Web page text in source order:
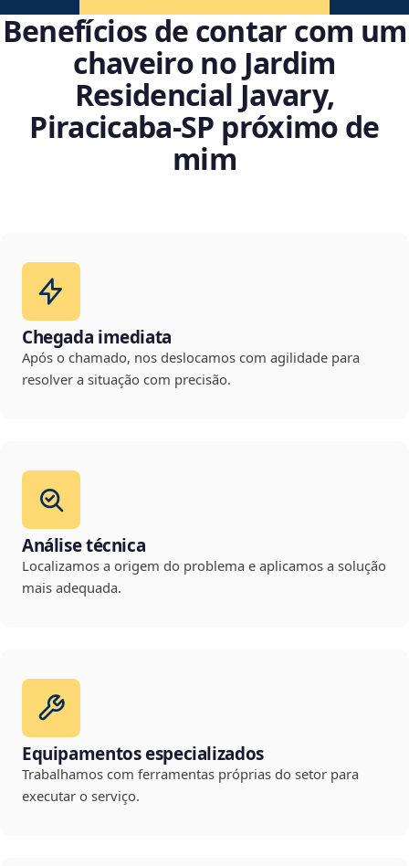
Benefícios de contar com um
chaveiro no Jardim
Residencial Javary,
Piracicaba‑SP próximo de
mim
Chegada imediata
Após o chamado, nos deslocamos com agilidade para
resolver a situação com precisão.
Análise técnica
Localizamos a origem do problema e aplicamos a solução
mais adequada.
Equipamentos especializados
Trabalhamos com ferramentas próprias do setor para
executar o serviço.